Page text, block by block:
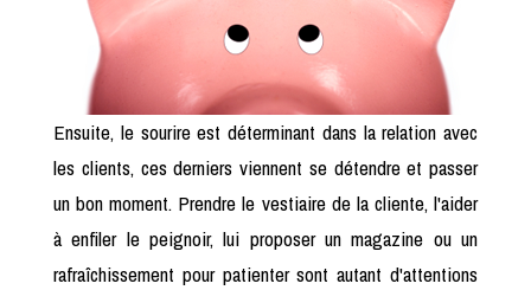
Ensuite, le sourire est déterminant dans la relation avec
les clients, ces derniers viennent se détendre et passer
un bon moment. Prendre le vestiaire de la cliente, l'aider
à enfiler le peignoir, lui proposer un magazine ou un
rafraîchissement pour patienter sont autant d'attentions